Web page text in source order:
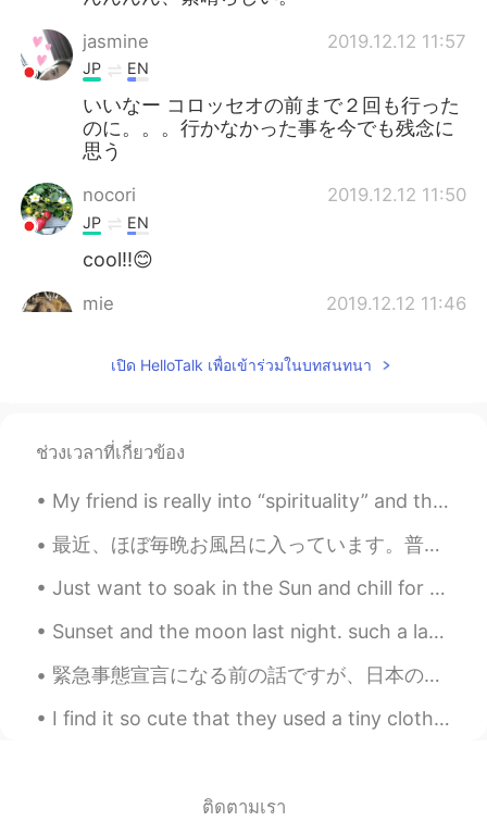
jasmine 2019.12.12 11:57
JP EN
いいなー コロッセオの前まで２回も行った
のに。。。行かなかった事を今でも残念に
思う
nocori 2019.12.12 11:50
JP EN
cool!!😊
mie 2019.12.12 11:46
いつか行ってみたい😍
IT
JP EN
How beautiful😍
เปิด HelloTalk เพื่อเข้าร่วมในบทสนทนา
ช่วงเวลาที่เกี่ยวข้อง
My friend is really into “spirituality” and the “law of attraction” and all of that. And I do thi...
最近、ほぼ毎晩お風呂に入っています。普通には毎朝と毎晩シャワーを浴びますが、最近、夜のお風呂に楽しみ。🥰ストレス発散できると思います。色々なバスソルトを試しています。amazonでこれを見つけま...
Just want to soak in the Sun and chill for my birthday. And of course 和食 for dinner 😄 Playing: B...
Sunset and the moon last night. such a large moon. it was cold last night too. it was nice. had t...
緊急事態宣言になる前の話ですが、日本の中で一番好きなところの一つ、鎌倉大仏をこの間訪れました。大仏の前に立っていると色んな意味で自分が小さく感じます。日常生活の悩みも、小さく感じ落ち着きます😌 ...
I find it so cute that they used a tiny clothes pin to hold up a 🌿 on the side of my cocktail 🍹 lol.
ติดตามเรา